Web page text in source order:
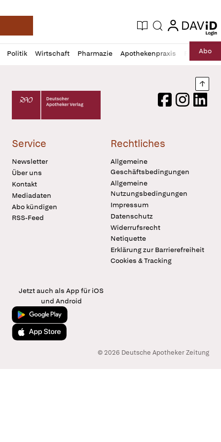
Deutsche Apotheker Zeitung
Aktuelle Ausgabe
Suche login
login
Politik Wirtschaft Pharmazie Apothekenpraxis RechtAbo
Profil
öffnen
Daz
Pur
Deutscher Apotheker Verlag Logo
FacebookInstagram
Service
Newsletter
Über uns
Kontakt
Mediadaten
Abo kündigen
RSS-Feed
Rechtliches
Allgemeine
Geschäftsbedingungen
Allgemeine
Nutzungsbedingungen
Impressum
Datenschutz
Widerrufsrecht
Netiquette
Erklärung zur Barrierefreiheit
Cookies & Tracking
Jetzt auch als App für iOS
und Android
Jetzt bei Google Play
Laden im App Store
© 2026 Deutsche Apotheker Zeitung